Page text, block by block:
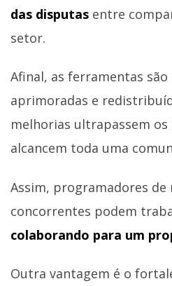
das disputas entre
setor.
Afinal, as ferramentas
aprimoradas e
melhorias ultrapassem
alcancem toda uma
Assim, programadores de
concorrentes podem
colaborando para um
Outra vantagem é o